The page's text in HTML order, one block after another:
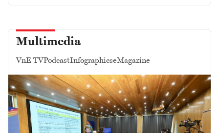
Multimedia
VnE TVPodcastInfographicseMagazine